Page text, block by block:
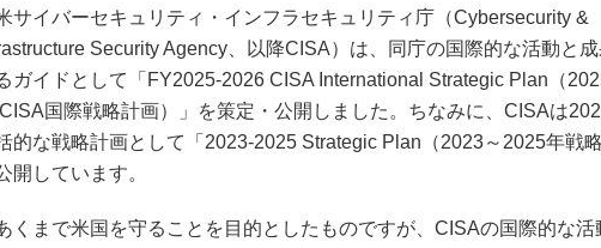
サイバーセキュリティ・インフラセキュリティ庁（Cybersecurity &
Security Agency、以降CISA）は、同庁の国際的な活動と
ガイドとして「FY2025-2026 CISA International Strategic Plan（
国際戦略計画）」を策定・公開しました。ちなみに、CISAは
的な戦略計画として「2023-2025 Strategic Plan（2023～2025年戦略
開しています。
くまで米国を守ることを目的としたものですが、CISAの国際的な活